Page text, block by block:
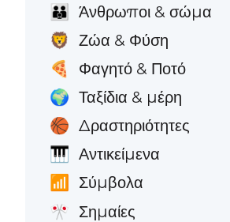
👪 Άνθρωποι & σώμα
🦁 Ζώα & Φύση
🍕 Φαγητό & Ποτό
🌍 Ταξίδια & μέρη
🏀 Δραστηριότητες
🎹 Αντικείμενα
📶 Σύμβολα
🎌 Σημαίες